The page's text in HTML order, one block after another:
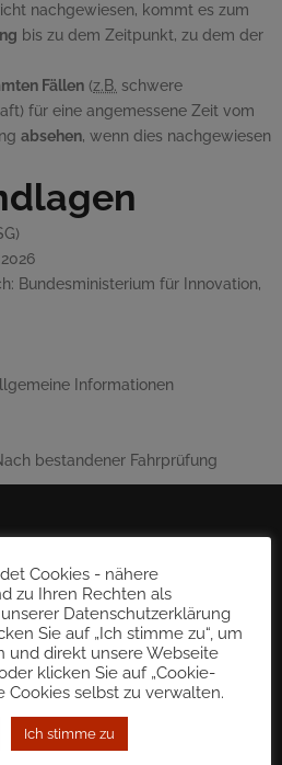
nachgewiesen, kommt es zum
bis zu dem Zeitpunkt, zu dem der
Fällen (z.B. schwere
für eine angemessene Zeit vom
absehen, wenn dies nachgewiesen
Bundesministerium für Innovation,
Informationen
bestandener Fahrprüfung
Cookies - nähere
zu Ihren Rechten als
Datenschutzerklärung
Sie auf „Ich stimme zu“, um
und direkt unsere Webseite
klicken Sie auf „Cookie-
Cookies selbst zu verwalten.
Ich stimme zu